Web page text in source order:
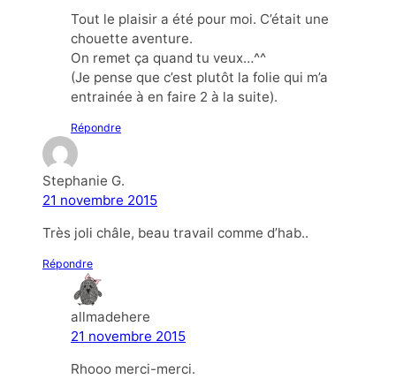
Tout le plaisir a été pour moi. C’était une
chouette aventure.
On remet ça quand tu veux…^^
(Je pense que c’est plutôt la folie qui m’a
entrainée à en faire 2 à la suite).
Répondre
Stephanie G.
21 novembre 2015
Très joli châle, beau travail comme d’hab..
Répondre
allmadehere
21 novembre 2015
Rhooo merci-merci.